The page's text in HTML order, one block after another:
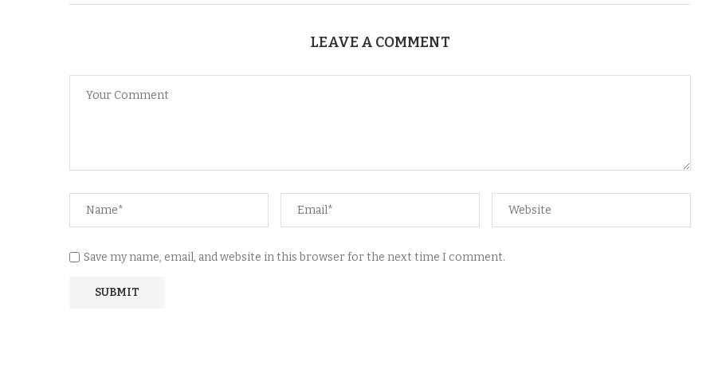
LEAVE A COMMENT
Save my name, email, and website in this browser for the next time I comment.